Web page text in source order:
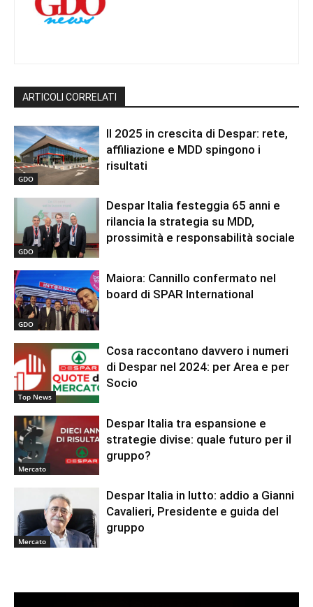
ARTICOLI CORRELATI
GDO
Il 2025 in crescita di Despar: rete,
affiliazione e MDD spingono i
risultati
GDO
Despar Italia festeggia 65 anni e
rilancia la strategia su MDD,
prossimità e responsabilità sociale
GDO
Maiora: Cannillo confermato nel
board di SPAR International
Top News
Cosa raccontano davvero i numeri
di Despar nel 2024: per Area e per
Socio
Mercato
Despar Italia tra espansione e
strategie divise: quale futuro per il
gruppo?
Mercato
Despar Italia in lutto: addio a Gianni
Cavalieri, Presidente e guida del
gruppo